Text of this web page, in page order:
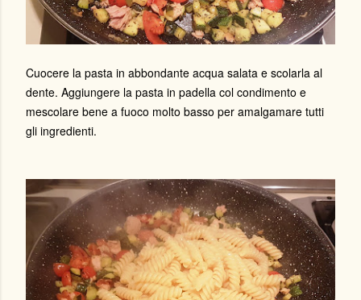
Cuocere la pasta in abbondante acqua salata e scolarla al
dente. Aggiungere la pasta in padella col condimento e
mescolare bene a fuoco molto basso per amalgamare tutti
gli ingredienti.